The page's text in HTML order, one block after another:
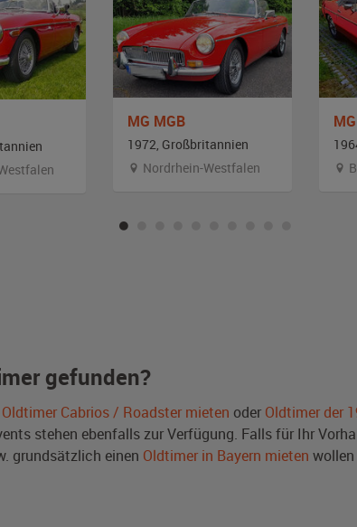
MG MGB
1972, Großbritannien
Nordrhein-Westfalen
gefunden?
Oldtimer Cabrios / Roadster mieten oder Oldtimer der
stehen ebenfalls zur Verfügung. Falls für Ihr
grundsätzlich einen Oldtimer in Bayern mieten